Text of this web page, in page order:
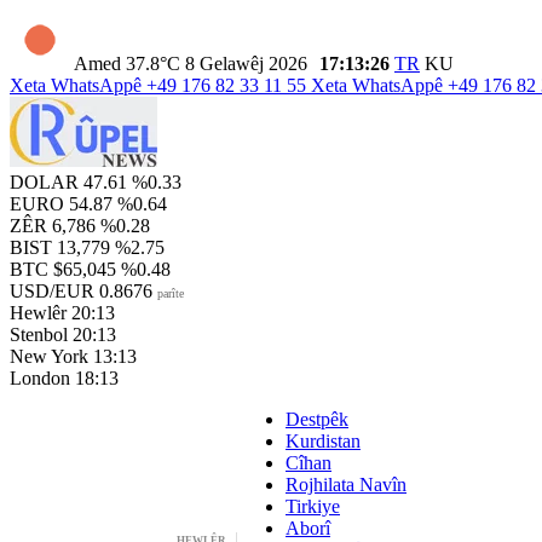
Amed 37.8°C 8 Gelawêj 2026 17:13:27 TR KU
Xeta WhatsAppê +49 176 82 33 11 55 Xeta WhatsAppê +49 176 82
DOLAR 47.61 %0.33
EURO 54.87 %0.64
ZÊR 6,786 %0.28
BIST 13,779 %2.75
BTC $65,045 %0.48
USD/EUR 0.8676 parîte
Hewlêr 20:13
Stenbol 20:13
New York 13:13
London 18:13
Destpêk
Kurdistan
Cîhan
Rojhilata Navîn
Tirkiye
Aborî